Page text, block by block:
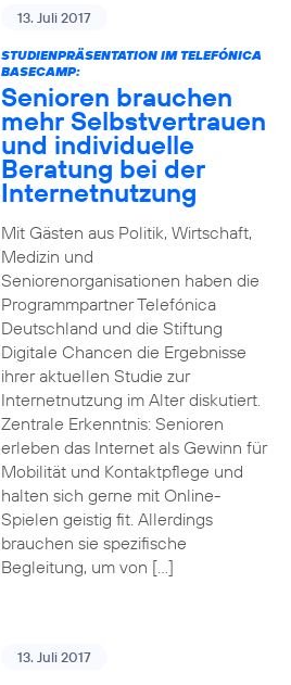
13. Juli 2017
STUDIENPRÄSENTATION IM TELEFÓNICA
BASECAMP:
Senioren brauchen
mehr Selbstvertrauen
und individuelle
Beratung bei der
Internetnutzung
Mit Gästen aus Politik, Wirtschaft,
Medizin und
Seniorenorganisationen haben die
Programmpartner Telefónica
Deutschland und die Stiftung
Digitale Chancen die Ergebnisse
ihrer aktuellen Studie zur
Internetnutzung im Alter diskutiert.
Zentrale Erkenntnis: Senioren
erleben das Internet als Gewinn für
Mobilität und Kontaktpflege und
halten sich gerne mit Online-
Spielen geistig fit. Allerdings
brauchen sie spezifische
Begleitung, um von […]
13. Juli 2017